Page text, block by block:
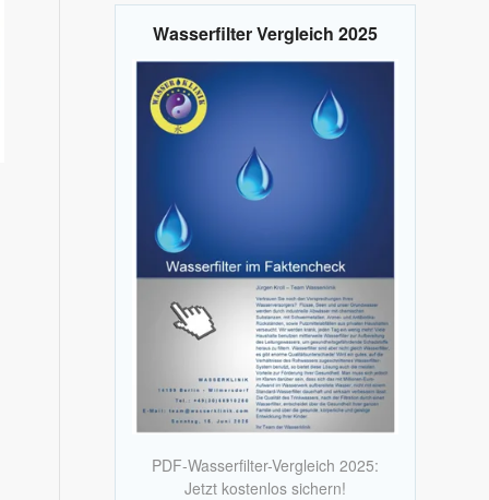
Wasserfilter Vergleich 2025
PDF-Wasserfilter-Vergleich 2025:
Jetzt kostenlos sichern!